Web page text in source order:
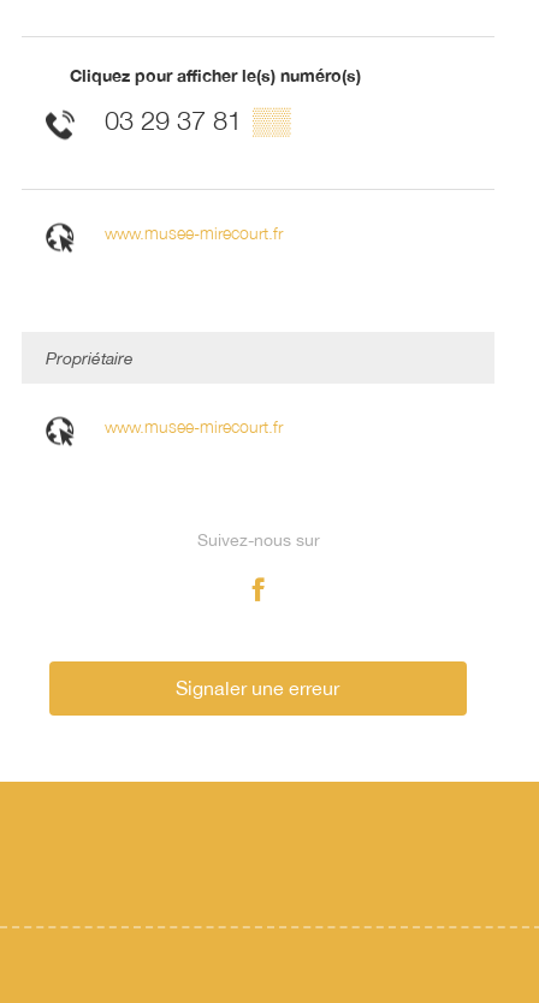
Cliquez pour afficher le(s) numéro(s)
03 29 37 81 ▒▒
www.musee-mirecourt.fr
Propriétaire
www.musee-mirecourt.fr
Suivez-nous sur
Signaler une erreur